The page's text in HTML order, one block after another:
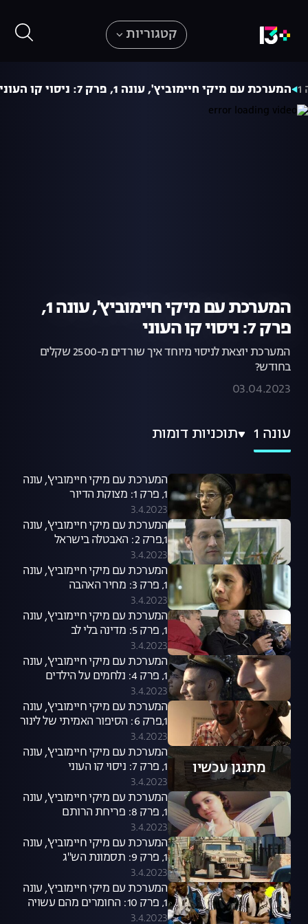
קטגוריות
המערכת עם מיקי חיימוביץ', עונה 1, פרק 7: ניסוי קו העוני
המערכת עם מיקי חיימוביץ', עונה 1,
פרק 7: ניסוי קו העוני
המערכת יוצאת לניסוי מיוחד איך שורדים מ-2500 שקלים
בחודש?
03.04.2023
עונה 1 תוכניות דומות
המערכת עם מיקי חיימוביץ', עונה
1, פרק 1: מצוקת הדיור
3.4.2023
המערכת עם מיקי חיימוביץ', עונה
1,פרק 2: האבטלה בישראל
3.4.2023
המערכת עם מיקי חיימוביץ', עונה
1, פרק 3: מחיר האהבה
3.4.2023
המערכת עם מיקי חיימוביץ', עונה
1, פרק 5: מדינה בלי לב
3.4.2023
המערכת עם מיקי חיימוביץ', עונה
1, פרק 4: נלחמים על הילדים
3.4.2023
המערכת עם מיקי חיימוביץ', עונה
1,פרק 6: הסיפור האמיתי של לינור
אברג'יל
3.4.2023
מתנגן עכשיו
המערכת עם מיקי חיימוביץ', עונה
1, פרק 7: ניסוי קו העוני
3.4.2023
המערכת עם מיקי חיימוביץ', עונה
1, פרק 8: פריחת הרותם
3.4.2023
המערכת עם מיקי חיימוביץ', עונה
1, פרק 9: תסמונת הש"ג
3.4.2023
המערכת עם מיקי חיימוביץ', עונה
1, פרק 10: החומרים מהם עשויה
ההצלחה
3.4.2023